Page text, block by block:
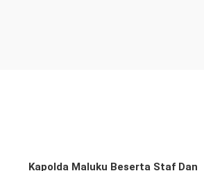
Kapolda Maluku Beserta Staf Dan